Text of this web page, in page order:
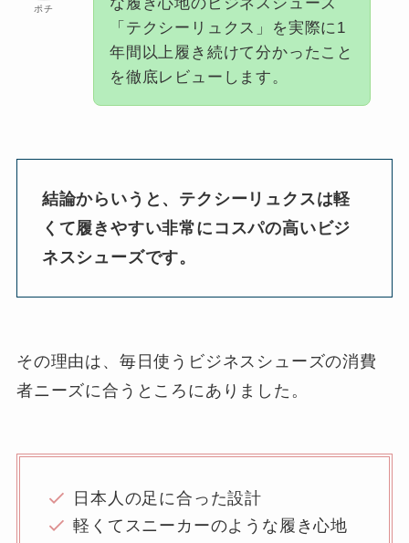
ポチ
「テクシーリュクス」を実際に1
年間以上履き続けて分かったこと
を徹底レビューします。
結論からいうと、テクシーリュクスは軽
くて履きやすい非常にコスパの高いビジ
ネスシューズです。
その理由は、毎日使うビジネスシューズの消費
者ニーズに合うところにありました。
日本人の足に合った設計
軽くてスニーカーのような履き心地